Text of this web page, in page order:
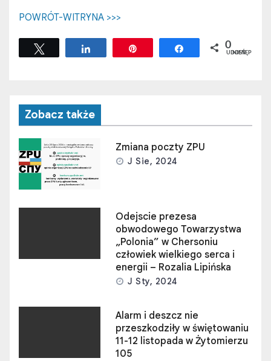
POWRÓT-WITRYNA >>>
Udostępnij Udostępnij
0
UDOSTĘPNIEŃ
Zobacz także
Zmiana poczty ZPU
J Sie, 2024
Odejscie prezesa
obwodowego Towarzystwa
„Polonia” w Chersoniu
człowiek wielkiego serca i
energii – Rozalia Lipińska
J Sty, 2024
Alarm i deszcz nie
przeszkodziły w świętowaniu
11-12 listopada w Żytomierzu
105